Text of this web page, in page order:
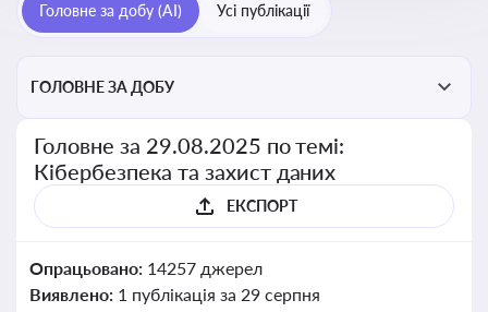
Головне за добу (AI) Усі публікації
ГОЛОВНЕ ЗА ДОБУ
Головне за 29.08.2025 по темі:
Кібербезпека та захист даних
ЕКСПОРТ
Опрацьовано: 14257 джерел
Виявлено: 1 публікація за 29 серпня